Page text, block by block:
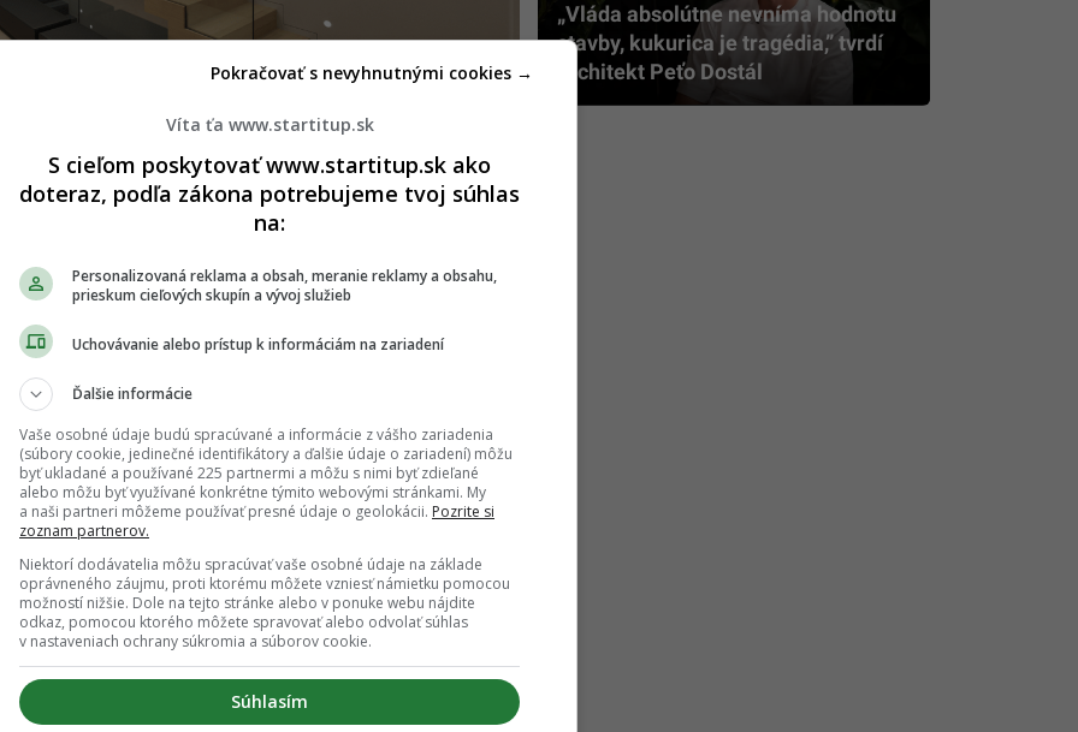
Jednoduché a čisté línie, prevažne svetlé
stavba, ktorá nemá obmedzenia. Architekt
Dôležité je, aby si sadli, povahovo aj štýlom.
presne preto, lebo ti jeho práca vizuálne ladí
CELÚ GALÉRIU
„Vláda absolútne nevníma hodnotu
stavby, kukurica je tragédia,” tvrdí
architekt Peťo Dostál
Víta ťa www.startitup.sk
S cieľom poskytovať www.startitup.sk ako
doteraz, podľa zákona potrebujeme tvoj súhlas
na:
Personalizovaná reklama a obsah, meranie reklamy a obsahu,
prieskum cieľových skupín a vývoj služieb
Uchovávanie alebo prístup k informáciám na zariadení
Ďalšie informácie
Vaše osobné údaje budú spracúvané a informácie z vášho zariadenia
(súbory cookie, jedinečné identifikátory a ďalšie údaje o zariadení) môžu
byť ukladané a používané 225 partnermi a môžu s nimi byť zdieľané
alebo môžu byť využívané konkrétne týmito webovými stránkami. My
a naši partneri môžeme používať presné údaje o geolokácii. Pozrite si
zoznam partnerov.
Niektorí dodávatelia môžu spracúvať vaše osobné údaje na základe
oprávneného záujmu, proti ktorému môžete vzniesť námietku pomocou
možností nižšie. Dole na tejto stránke alebo v ponuke webu nájdite
odkaz, pomocou ktorého môžete spravovať alebo odvolať súhlas
v nastaveniach ochrany súkromia a súborov cookie.
Súhlasím
Pokračovať s nevyhnutnými cookies →